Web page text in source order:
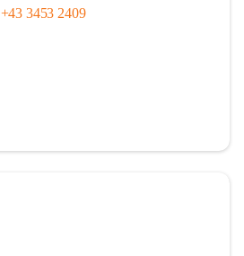
+43 3453 2409